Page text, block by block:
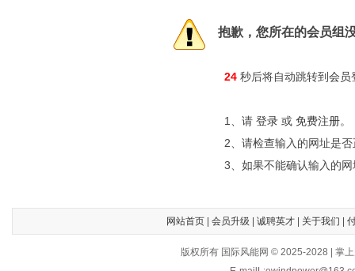
抱歉，您所在的会员组
24 秒后将自动跳转到会员
1、请 登录 或 免费注册。
2、请检查输入的网址是
3、如果不能确认输入的
网站首页| 会员升级 诚聘英才| 关于我们
版权所有 国际风能网 © 2025-2028 | 掌